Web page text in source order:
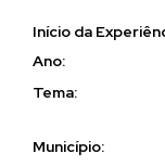
Início da
Ano:
Tema:
Município: